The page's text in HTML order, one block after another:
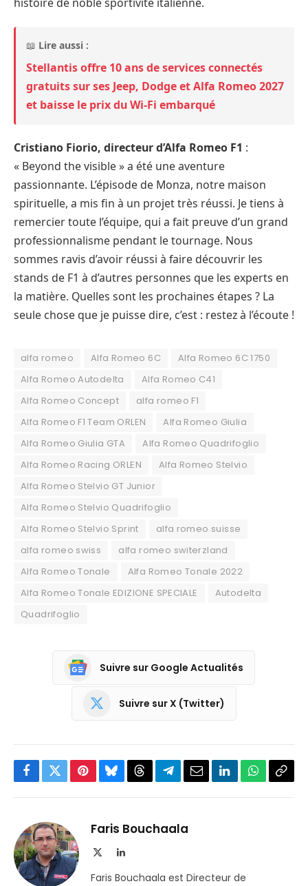
📖 Lire aussi :
Stellantis offre 10 ans de services connectés
gratuits sur ses Jeep, Dodge et Alfa Romeo 2027
et baisse le prix du Wi-Fi embarqué
Cristiano Fiorio, directeur d’Alfa Romeo F1 :
« Beyond the visible » a été une aventure
passionnante. L’épisode de Monza, notre maison
spirituelle, a mis fin à un projet très réussi. Je tiens à
remercier toute l’équipe, qui a fait preuve d’un grand
professionnalisme pendant le tournage. Nous
sommes ravis d’avoir réussi à faire découvrir les
stands de F1 à d’autres personnes que les experts en
la matière. Quelles sont les prochaines étapes ? La
seule chose que je puisse dire, c’est : restez à l’écoute !
alfa romeo Alfa Romeo 6C
Alfa Romeo 6C 1750
Alfa Romeo Autodelta
Alfa Romeo C41
Alfa Romeo Concept
alfa romeo F1
Alfa Romeo F1 Team ORLEN
Alfa Romeo Giulia
Alfa Romeo Giulia GTA
Alfa Romeo Quadrifoglio
Alfa Romeo Racing ORLEN
Alfa Romeo Stelvio
Alfa Romeo Stelvio GT Junior
Alfa Romeo Stelvio Quadrifoglio
Alfa Romeo Stelvio Sprint
alfa romeo suisse
alfa romeo swiss
alfa romeo switerzland
Alfa Romeo Tonale
Alfa Romeo Tonale 2022
Alfa Romeo Tonale EDIZIONE SPECIALE
Autodelta
Quadrifoglio
Suivre sur Google Actualités
Suivre sur X (Twitter)
Facebook
TwitterPinterestBlueskyThreadsPartager
Telegram
EmailLinkedInWhatsApp
Faris Bouchaala
LinkedIn
Faris Bouchaala est Directeur de